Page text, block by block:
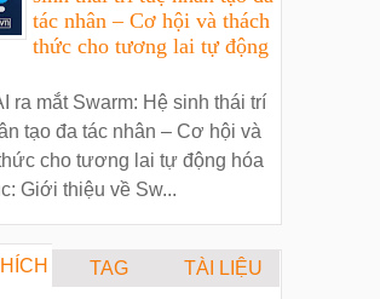
tác nhân – Cơ hội và thách
thức cho tương lai tự động
ra mắt Swarm: Hệ sinh thái trí
tạo đa tác nhân – Cơ hội và
cho tương lai tự động hóa
Giới thiệu về Sw...
TAG TÀI LIỆU